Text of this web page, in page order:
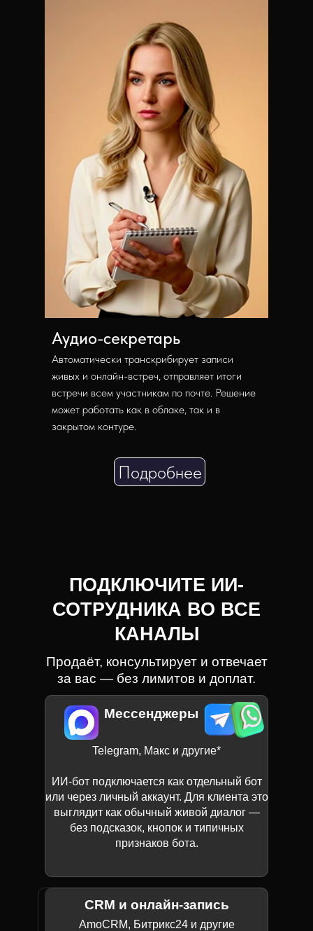
Автоматически транскрибирует записи
живых и онлайн-встреч, отправляет итоги
встречи всем участникам по почте. Решение
может работать как в облаке, так и в
закрытом контуре.
Аудио-секретарь
Подробнее
AmoCRM, Битрикс24 и другие
CRM и онлайн-запись
Продаёт, консультирует и отвечает
за вас — без лимитов и доплат.
Telegram, Макс и другие*
ИИ-бот подключается как отдельный бот
или через личный аккаунт. Для клиента это
выглядит как обычный живой диалог —
без подсказок, кнопок и типичных
признаков бота.
Мессенджеры
ПОДКЛЮЧИТЕ ИИ-
СОТРУДНИКА ВО ВСЕ
КАНАЛЫ